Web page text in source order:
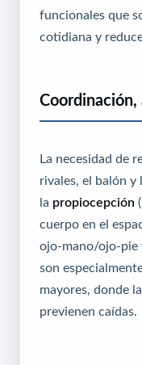
funcionales que
cotidiana y
La necesidad de
rivales, el balón y
la propiocepción
cuerpo en el
ojo-mano/ojo-pie
son
mayores, donde
previenen caídas.